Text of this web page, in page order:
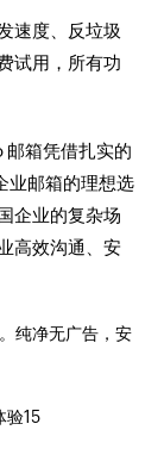
速度、反垃圾
试用，所有功
邮箱凭借扎实的
业邮箱的理想选
企业的复杂场
高效沟通、安
纯净无广告，安
验15